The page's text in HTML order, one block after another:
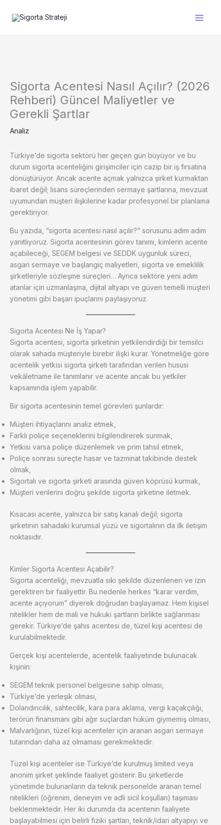
Sigorta Acentesi Nasıl Açılır? (2026
Rehberi) Güncel Maliyetler ve
Gerekli Şartlar
Analiz
Türkiye’de sigorta sektörü her geçen gün büyüyor ve bu
durum sigorta acenteliğini girişimciler için cazip bir iş fırsatına
dönüştürüyor. Ancak acente açmak yalnızca şirket kurmaktan
ibaret değil; lisans süreçlerinden sermaye şartlarına, mevzuat
uyumundan müşteri ilişkilerine kadar profesyonel bir planlama
gerektiriyor.
Bu yazıda, “sigorta acentesi nasıl açılır?” sorusunu adım adım
yanıtlıyoruz. Sigorta acentesinin görev tanımı, kimlerin acente
açabileceği, SEGEM belgesi ve SEDDK uygunluk süreci,
asgari sermaye ve başlangıç maliyetleri, sigorta ve emeklilik
şirketleriyle sözleşme süreçleri… Ayrıca sektöre yeni adım
atanlar için uzmanlaşma, dijital altyapı ve güven temelli müşteri
yönetimi gibi başarı ipuçlarını paylaşıyoruz.
Sigorta Acentesi Ne İş Yapar?
Sigorta acentesi, sigorta şirketinin yetkilendirdiği bir temsilci
olarak sahada müşteriyle birebir ilişki kurar. Yönetmeliğe göre
acentelik yetkisi sigorta şirketi tarafından verilen hususi
vekâletname ile tanımlanır ve acente ancak bu yetkiler
kapsamında işlem yapabilir.
Bir sigorta acentesinin temel görevleri şunlardır:
Müşteri ihtiyaçlarını analiz etmek,
Farklı poliçe seçeneklerini bilgilendirerek sunmak,
Yetkisi varsa poliçe düzenlemek ve prim tahsil etmek,
Poliçe sonrası süreçte hasar ve tazminat takibinde destek
olmak,
Sigortalı ve sigorta şirketi arasında güven köprüsü kurmak,
Müşteri verilerini doğru şekilde sigorta şirketine iletmek.
Kısacası acente, yalnızca bir satış kanalı değil; sigorta
şirketinin sahadaki kurumsal yüzü ve sigortalının da ilk iletişim
noktasıdır.
Kimler Sigorta Acentesi Açabilir?
Sigorta acenteliği, mevzuatla sıkı şekilde düzenlenen ve izin
gerektiren bir faaliyettir. Bu nedenle herkes “karar verdim,
acente açıyorum” diyerek doğrudan başlayamaz. Hem kişisel
nitelikler hem de mali ve hukuki şartların birlikte sağlanması
gerekir. Türkiye’de şahıs acentesi de, tüzel kişi acentesi de
kurulabilmektedir.
Gerçek kişi acentelerde, acentelik faaliyetinde bulunacak
kişinin:
SEGEM teknik personel belgesine sahip olması,
Türkiye’de yerleşik olması,
Dolandırıcılık, sahtecilik, kara para aklama, vergi kaçakçılığı,
terörün finansmanı gibi ağır suçlardan hüküm giymemiş olması,
Malvarlığının, tüzel kişi acenteler için aranan asgari sermaye
tutarından daha az olmaması gerekmektedir.
Tüzel kişi acenteler ise Türkiye’de kurulmuş limited veya
anonim şirket şeklinde faaliyet gösterir. Bu şirketlerde
yönetimde bulunanların da teknik personelde aranan temel
nitelikleri (öğrenim, deneyim ve adli sicil koşulları) taşıması
beklenmektedir. Her iki durumda da acentenin faaliyete
başlayabilmesi için belirli fiziki şartları, teknik/idari altyapıyı ve